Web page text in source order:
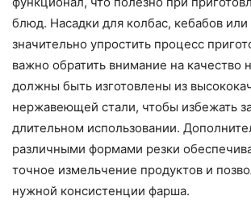
блюд. Насадки для колбас, кебабов
значительно упростить процесс
важно обратить внимание на качество
должны быть изготовлены из
нержавеющей стали, чтобы избежать
длительном использовании.
различными формами резки
точное измельчение продуктов и
нужной консистенции фарша.